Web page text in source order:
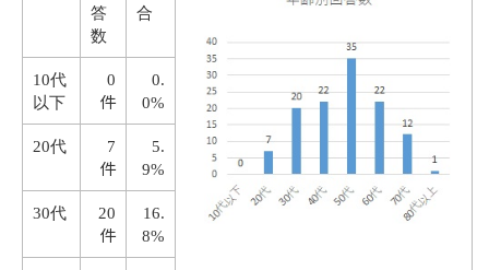
答
数
合
10代
以下
0
件
0.
0%
20代 7
件
5.
9%
30代 20
件
16.
8%